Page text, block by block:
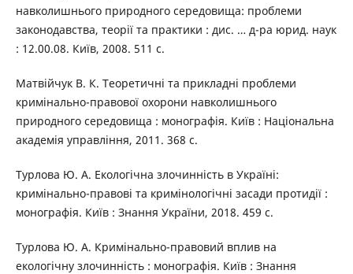
навколишнього природного середовища: проблеми
законодавства, теорії та практики : дис. … д-ра юрид. наук
: 12.00.08. Київ, 2008. 511 с.
Матвійчук В. К. Теоретичні та прикладні проблеми
кримінально-правової охорони навколишнього
природного середовища : монографія. Київ : Національна
академія управління, 2011. 368 с.
Турлова Ю. А. Екологічна злочинність в Україні:
кримінально-правові та кримінологічні засади протидії :
монографія. Київ : Знання України, 2018. 459 с.
Турлова Ю. А. Кримінально-правовий вплив на
екологічну злочинність : монографія. Київ : Знання